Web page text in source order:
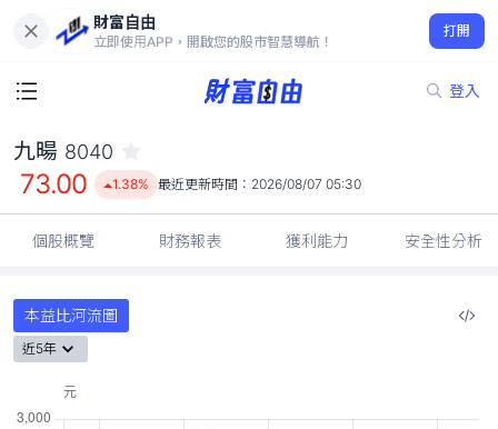
財富自由
立即使用APP，開啟您的股市智慧導航！
打開
登入
73.00
1.38%
九暘 8040
73.00 1.38% 最近更新時間： 2026/08/07 05:30
個股概覽 財務報表 獲利能力 安全性分析
本益比河流圖
近5年